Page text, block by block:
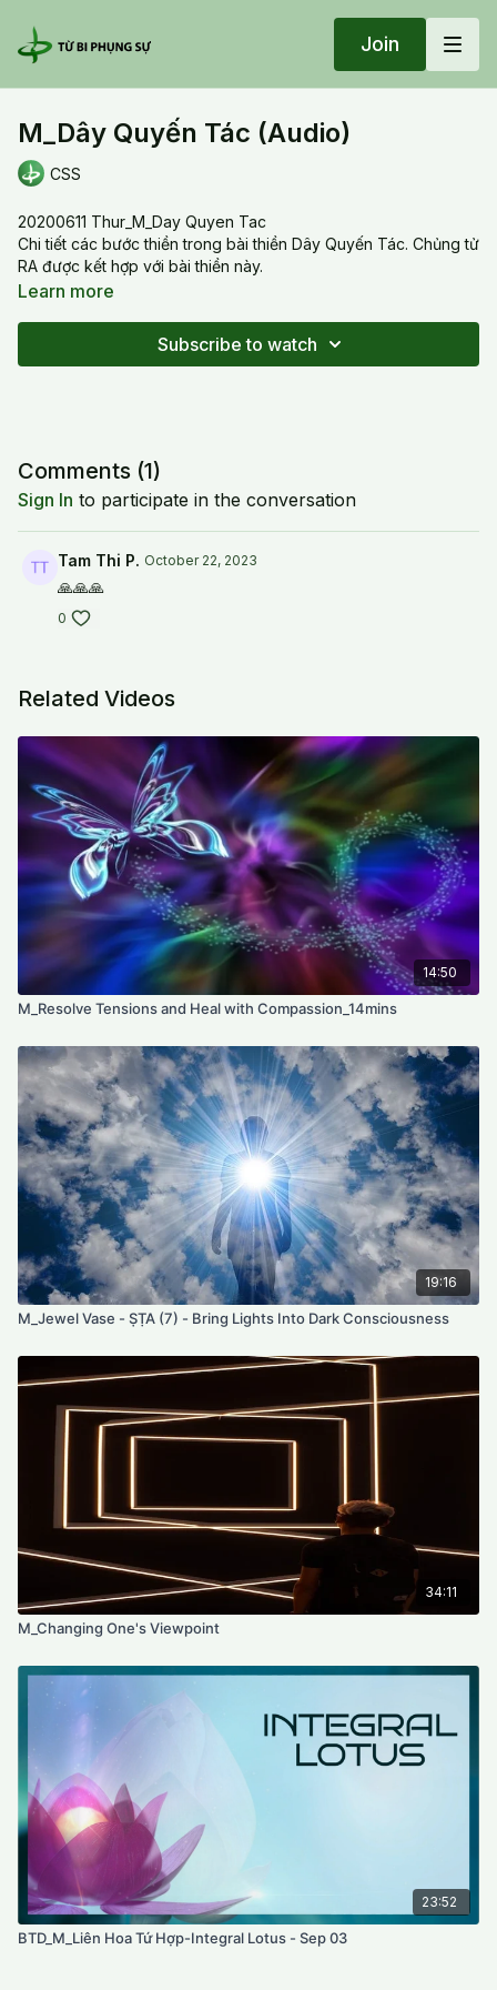
Join
M_Dây Quyến Tác (Audio)
CSS
20200611 Thur_M_Day Quyen Tac
Chi tiết các bước thiền trong bài thiền Dây Quyến Tác. Chủng tử
RA được kết hợp với bài thiền này.
Learn more
Subscribe to watch
Comments (1)
Sign In to participate in the conversation
Tam Thi P. October 22, 2023
🙏🙏🙏
0
Related Videos
14:50
M_Resolve Tensions and Heal with Compassion_14mins
19:16
M_Jewel Vase - ṢṬA (7) - Bring Lights Into Dark Consciousness
34:11
M_Changing One's Viewpoint
23:52
BTD_M_Liên Hoa Tứ Hợp-Integral Lotus - Sep 03